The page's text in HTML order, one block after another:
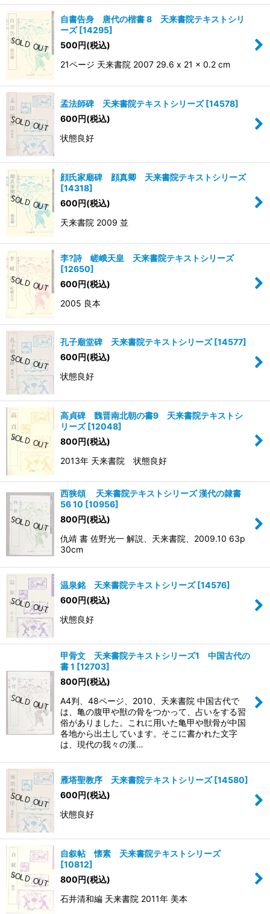
自書告身 唐代の楷書 8 天来書院テキストシリ
ーズ [14295]
500円(税込)
21ページ 天来書院 2007 29.6 x 21 x 0.2 cm
孟法師碑 天来書院テキストシリーズ [14578]
600円(税込)
状態良好
顔氏家廟碑 顔真卿 天来書院テキストシリーズ
[14318]
600円(税込)
天来書院 2009 並
李?詩 嵯峨天皇 天来書院テキストシリーズ
[12650]
600円(税込)
2005 良本
孔子廟堂碑 天来書院テキストシリーズ [14577]
600円(税込)
状態良好
高貞碑 魏晋南北朝の書9 天来書院テキストシ
リーズ [12048]
800円(税込)
2013年 天来書院 状態良好
西狭頌 天来書院テキストシリーズ 漢代の隷書
56 10 [10956]
800円(税込)
仇靖 書 佐野光一 解説、天来書院、2009.10 63p
30cm
温泉銘 天来書院テキストシリーズ [14576]
600円(税込)
状態良好
甲骨文 天来書院テキストシリーズ1 中国古代の
書 1 [12703]
800円(税込)
A4判、48ページ、2010、天来書院 中国古代で
は、亀の腹甲や獣の骨をつかって、占いをする習
俗がありました。これに用いた亀甲や獣骨が中国
各地から出土しています。そこに書かれた文字
は、現代の我々の漢…
雁塔聖教序 天来書院テキストシリーズ [14580]
600円(税込)
状態良好
自叙帖 懐素 天来書院テキストシリーズ
[10812]
800円(税込)
石井清和編 天来書院 2011年 美本